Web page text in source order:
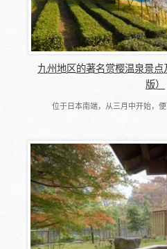
九州地区的著名赏樱温泉景
版）
位于日本南端，从三月中开始，